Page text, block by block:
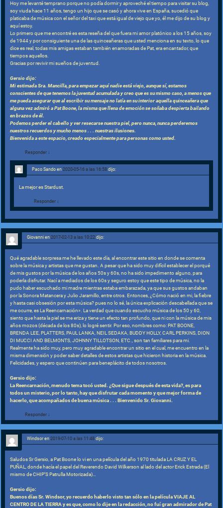
Hoy me levanté temprano porque no podía dormir y aproveché el tiempo para visitar su blog,
soy viuda hace 11 años, tengo un hijo que se casó y ahora vive en España, sucedió que
platicaba de música con el señor del taxi que está igual de viejo que yo, él me dijo de su blog y
aquí estoy.
Lo primero que me encontré es esta reseña del que fuera mi amor platónico a los 15 años, soy
de 1944 y por consiguiente una de las quinceañeras que usted menciona en su texto, lo que
dice es real, todas mis amigas estaban también enamoradas de Pat, era encantador, que
tiempos aquellos.
Gracias por revivir mi sueños de juventud.
Gersio dijo:
Mi estimada Sra. Mancilla, para empezar aquí nadie está viejo, aunque sí, estamos
conscientes de que tenemos la juventud acumulada y creo que es su mismo caso, a menos que
me pueda asegurar que al escribir su mensaje no latía en su interior aquella quinceañera que
alguna vez admiró a Pat Boone, la misma que llena de emoción se soñaba despierta bailando
en brazos de él.
Podemos perder el cabello y ver resecarse nuestra piel, pero nunca, nunca perderemos
nuestros recuerdos y mucho menos . . . nuestras ilusiones.
Bienvenida a este espacio, creado especialmente para personas como usted.
Responder ↓
Paco Sando en2020-05-16 a las 16:58 dijo:
La mejor es Stardust.
Responder ↓
Giovanni en2017-02-13 a las 10:22 dijo:
Qué agradable sorpresa me he llevado este día, al encontrar este sitio en donde se comenta
sobre la música y artistas que me gustan. A pesar que ha sido muy difícil establecer el porqué
de mis gustos por la música de los años 50s y 60s, no ha sido impedimento alguno, para
poderla disfrutar. Nací a mediados de los 60s y seguro estoy que este tipo de música, no la
pudo haber escuchado mi madre mientras estaba embarazada, ya que sus gustos andaban
por la Sonora Matancera y Julio Jaramillo, entre otros. Entonces, ¿Cómo nació en mi, la fiebre
y hasta casi obsesión por esta música? pues no lo sé, la única explicación descabellada que se
me ocurre, es La Reencarnación». La verdad que cuando escucho música de los 50 y 60,
siento que hasta la piel se me eriza y tiene un efecto tan profundo, que ni con la música de mis
años mozos (década de los 80s), lo logré sentir. Por eso, nombres como: PAT BOONE,
BRENDA LEE, PLATTERS, PAUL LANKA, NEIL SEDAKA, BUDDY HOLLY, CARL PERKINS, DION
DI MUCCI AND BELMONTS, JOHNNY TILLOTSON, ETC., son tan familiares para mi.
Realmente ha sido muy, pero muy agradable encontrar un sitio en el cual, me encuentro en la
misma dimensión y poder saber detalles de estos artistas que hicieron historia en la música.
Felicidades, y espero que continúen para beneplácito de todos nosotros.
Gersio dijo:
La Reencarnación, menudo tema tocó usted. ¿Que sigue después de esta vida?, es para
todos un misterio, por lo tanto, hay que disfrutar cada momento y que mejor forma de
hacerlo, que acompañados de buena música . . . Bienvenido Sr. Giovanni.
Responder ↓
Windsor en2019-07-10 a las 11:48 dijo:
Saludos Sr Gersio, a Pat Boone lo vi en una película del año 1970 titulada LA CRUZ Y EL
PUÑAL, donde hacía el papel del Reverendo David Wilkerson al lado del actor Erick Estrada (El
mismo de CHIP’S Patrulla Motorizada)…
Gersio dijo:
Buenos días Sr. Windsor, yo recuerdo haberlo visto tan sólo en la película VIAJE AL
CENTRO DE LA TIERRA y es que, como lo dije en la redacción, no fuí gran admirador de Pat